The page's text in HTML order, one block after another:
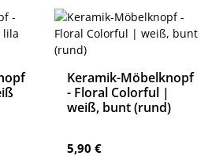
Keramik-Möbelknopf
- Floral Colorful |
weiß, bunt (rund)
Regulärer Preis:
5,90 €